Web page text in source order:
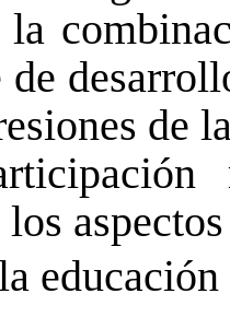
la
de
de